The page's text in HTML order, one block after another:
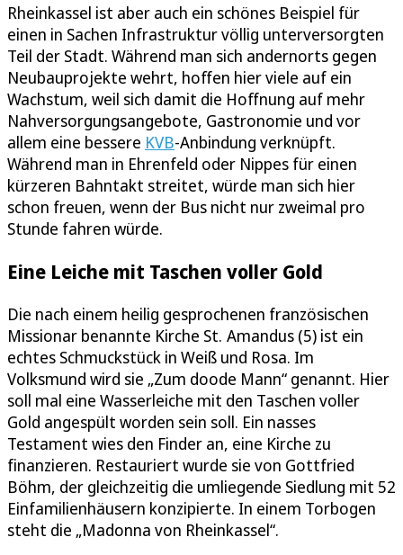
Rheinkassel ist aber auch ein schönes Beispiel für
einen in Sachen Infrastruktur völlig unterversorgten
Teil der Stadt. Während man sich andernorts gegen
Neubauprojekte wehrt, hoffen hier viele auf ein
Wachstum, weil sich damit die Hoffnung auf mehr
Nahversorgungsangebote, Gastronomie und vor
allem eine bessere KVB-Anbindung verknüpft.
Während man in Ehrenfeld oder Nippes für einen
kürzeren Bahntakt streitet, würde man sich hier
schon freuen, wenn der Bus nicht nur zweimal pro
Stunde fahren würde.
Eine Leiche mit Taschen voller Gold
Die nach einem heilig gesprochenen französischen
Missionar benannte Kirche St. Amandus (5) ist ein
echtes Schmuckstück in Weiß und Rosa. Im
Volksmund wird sie „Zum doode Mann“ genannt. Hier
soll mal eine Wasserleiche mit den Taschen voller
Gold angespült worden sein soll. Ein nasses
Testament wies den Finder an, eine Kirche zu
finanzieren. Restauriert wurde sie von Gottfried
Böhm, der gleichzeitig die umliegende Siedlung mit 52
Einfamilienhäusern konzipierte. In einem Torbogen
steht die „Madonna von Rheinkassel“.